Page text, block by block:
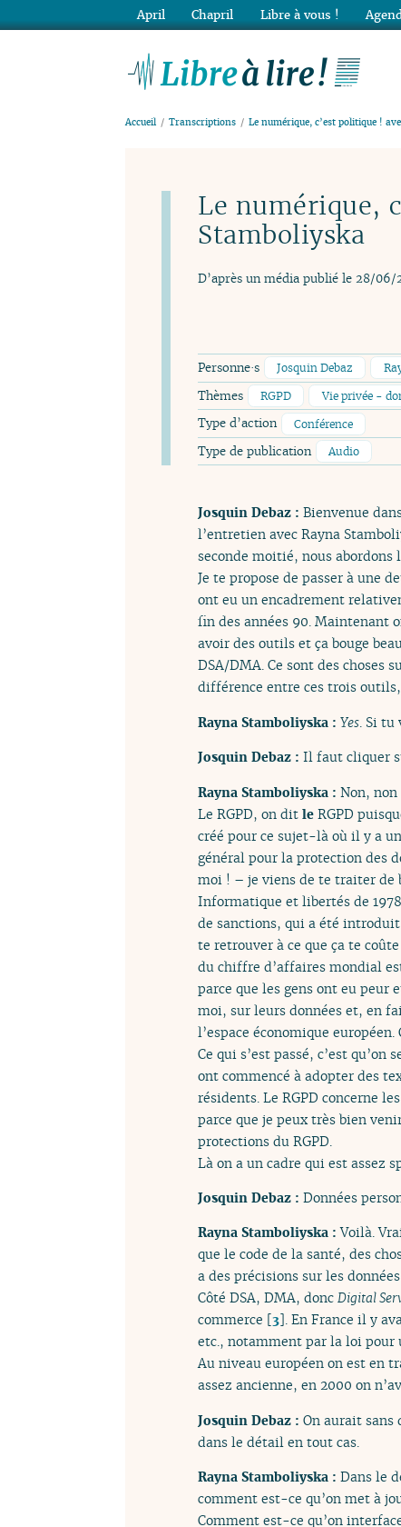
Accueil Transcriptions Le numérique, c’est politique !
Le numérique,
Stamboliyska
D’après un média publié le 28/06/
Personne·s Josquin Debaz
Thèmes RGPD Vie privée -
Type d’action Conférence
Type de publication Audio
Josquin Debaz : Bienvenue
l’entretien avec Rayna
seconde moitié, nous abordons
Je te propose de passer à une
ont eu un encadrement
fin des années 90. Maintenant
avoir des outils et ça bouge
DSA/DMA. Ce sont des choses
différence entre ces trois
Rayna Stamboliyska : Yes. Si tu
Josquin Debaz : Il faut cliquer
Rayna Stamboliyska : Non,
Le RGPD, on dit le RGPD
créé pour ce sujet-là où il y a
général pour la protection des
moi ! – je viens de te traiter de
Informatique et libertés de 1978
de sanctions, qui a été
te retrouver à ce que ça te
du chiffre d’affaires mondial
parce que les gens ont eu peur
moi, sur leurs données et, en
l’espace économique
Ce qui s’est passé, c’est
ont commencé à adopter des
résidents. Le RGPD concerne
parce que je peux très bien
protections du RGPD.
Là on a un cadre qui est assez
Josquin Debaz : Données
Rayna Stamboliyska :Voilà.
que le code de la santé, des
a des précisions sur les
Côté DSA, DMA, donc Digital
commerce [3]. En France il y
etc., notamment par la loi pour
Au niveau européen on est en
assez ancienne, en 2000 on
Josquin Debaz : On aurait sans
dans le détail en tout cas.
Rayna Stamboliyska : Dans le
comment est-ce qu’on met à
Comment est-ce qu’on
April Chapril Libre à vous !